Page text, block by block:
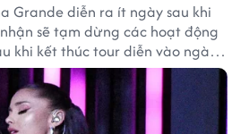
Grande diễn ra ít ngày sau khi
sẽ tạm dừng các hoạt động
khi kết thúc tour diễn vào ngày